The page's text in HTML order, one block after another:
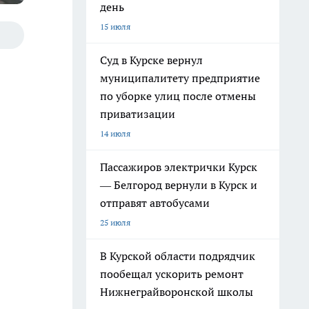
день
15 июля
Суд в Курске вернул
муниципалитету предприятие
по уборке улиц после отмены
приватизации
14 июля
Пассажиров электрички Курск
— Белгород вернули в Курск и
отправят автобусами
25 июля
В Курской области подрядчик
пообещал ускорить ремонт
Нижнеграйворонской школы